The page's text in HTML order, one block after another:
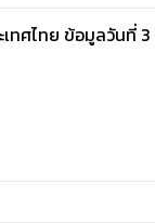
ทศไทย ข้อมูลวันที่